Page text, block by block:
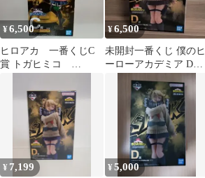
¥6,500
ヒロアカ 一番くじC
賞 トガヒミコ
¥6,500
未開封一番くじ 僕のヒ
ーローアカデミア D賞
トガヒミコ
MASTERLISE
¥ 7,199 ¥5,000